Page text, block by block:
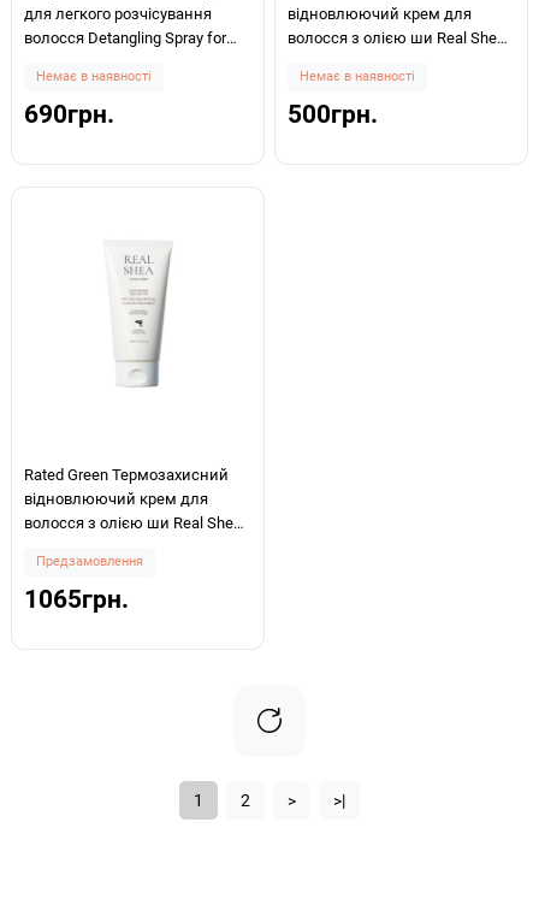
для легкого розчісування
волосся Detangling Spray for
Немає в наявності
690грн.
відновлюючий крем для
волосся з олією ши Real Shea
in Treatment 50мл
Немає в наявності
500грн.
Rated Green Термозахисний
відновлюючий крем для
волосся з олією ши Real Shea
in Treatment 150мл
Предзамовлення
1065грн.
1 2 > >|